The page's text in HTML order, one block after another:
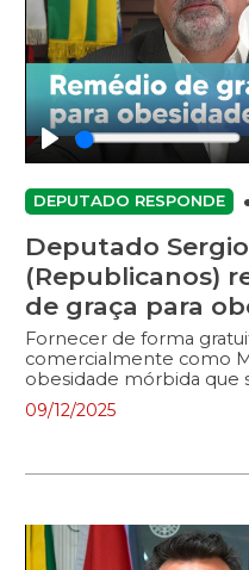
Play
DEPUTADO RESPONDE
Deputado
(Republicanos)
de graça para
Fornecer de forma
comercialmente como
obesidade mórbida que
renda. Esse é o objetivo
análise na Alesc. O autor
Responde”. Vem
09/12/2025